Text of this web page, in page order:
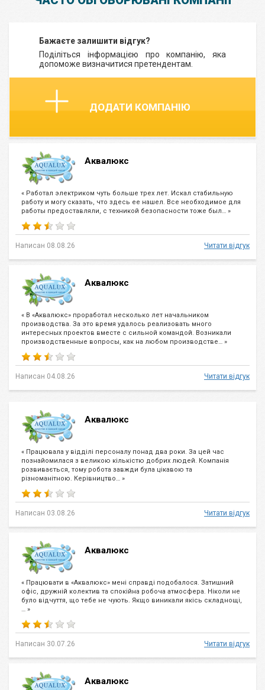
Бажаєте залишити відгук?
Поділіться інформацією про компанію, яка
допоможе визначитися претендентам.
ДОДАТИ КОМПАНІЮ
Аквалюкс
« Работал электриком чуть больше трех лет. Искал стабильную
работу и могу сказать, что здесь ее нашел. Все необходимое для
работы предоставляли, с техникой безопасности тоже был… »
Написан 08.08.26 Читати відгук
Аквалюкс
« В «Аквалюкс» проработал несколько лет начальником
производства. За это время удалось реализовать много
интересных проектов вместе с сильной командой. Возникали
производственные вопросы, как на любом производстве… »
Написан 04.08.26 Читати відгук
Аквалюкс
« Працювала у відділі персоналу понад два роки. За цей час
познайомилася з великою кількістю добрих людей. Компанія
розвивається, тому робота завжди була цікавою та
різноманітною. Керівництво… »
Написан 03.08.26 Читати відгук
Аквалюкс
« Працювати в «Аквалюкс» мені справді подобалося. Затишний
офіс, дружній колектив та спокійна робоча атмосфера. Ніколи не
було відчуття, що тебе не чують. Якщо виникали якісь складнощі,
… »
Написан 30.07.26 Читати відгук
Аквалюкс